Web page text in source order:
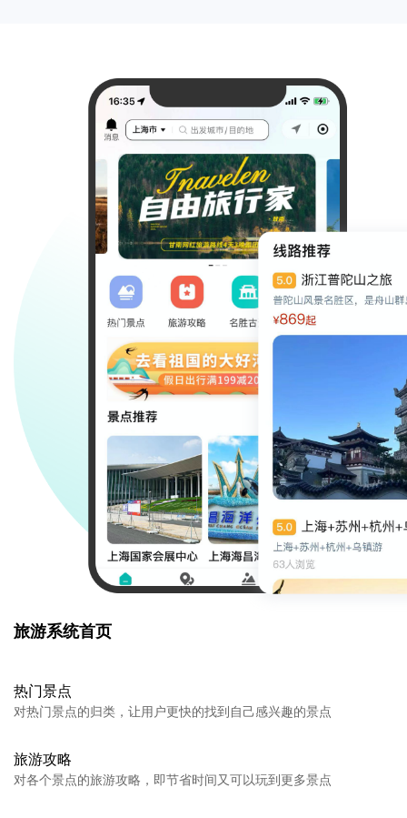
旅游系统首页
热门景点
对热门景点的归类，让用户更快的找到自己感兴趣的景点
旅游攻略
对各个景点的旅游攻略，即节省时间又可以玩到更多景点